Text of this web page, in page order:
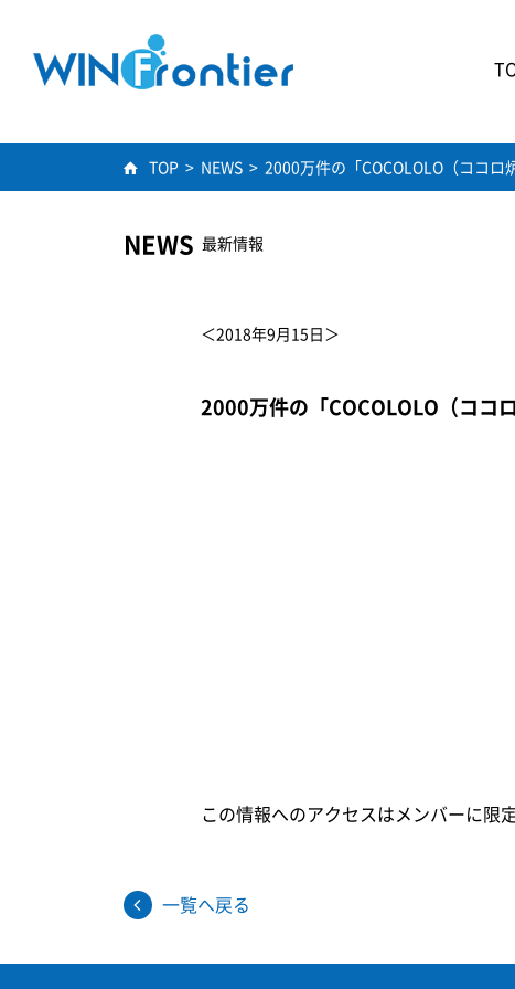
TOP > NEWS > 2000万件の「COCOLOLO（ココ
NEWS 最新情報
＜2018年9月15日＞
2000万件の「COCOLOLO（ココ
この情報へのアクセスはメンバーに限
一覧へ戻る